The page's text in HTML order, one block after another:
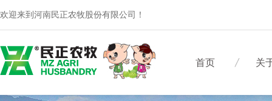
欢迎来到河南民正农牧股份有限公司！
首页 关